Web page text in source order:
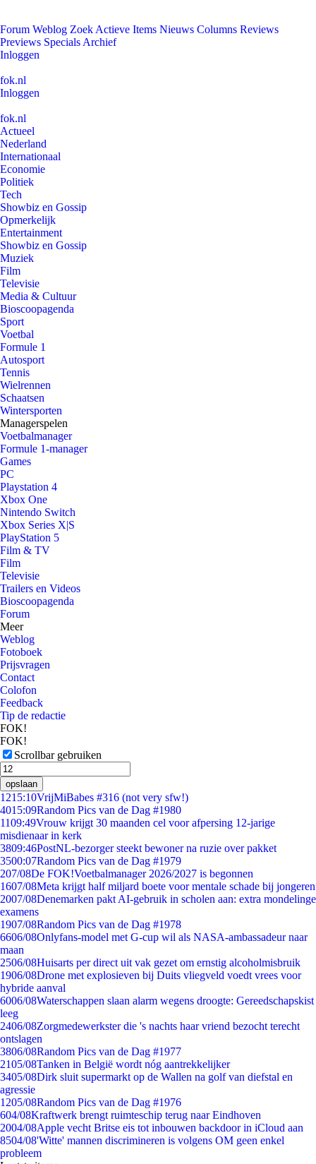
Forum Weblog Zoek Actieve Items Nieuws Columns Reviews
Previews Specials Archief
Inloggen
fok.nl
Inloggen
fok.nl
Actueel
Nederland
Internationaal
Economie
Politiek
Tech
Showbiz en Gossip
Opmerkelijk
Entertainment
Showbiz en Gossip
Muziek
Film
Televisie
Media & Cultuur
Bioscoopagenda
Sport
Voetbal
Formule 1
Autosport
Tennis
Wielrennen
Schaatsen
Wintersporten
Managerspelen
Voetbalmanager
Formule 1-manager
Games
PC
Playstation 4
Xbox One
Nintendo Switch
Xbox Series X|S
PlayStation 5
Film & TV
Film
Televisie
Trailers en Videos
Bioscoopagenda
Forum
Meer
Weblog
Fotoboek
Prijsvragen
Contact
Colofon
Feedback
Tip de redactie
FOK!
FOK!
Scrollbar gebruiken
opslaan
1215:10VrijMiBabes #316 (not very sfw!)
4015:09Random Pics van de Dag #1980
1109:49Vrouw krijgt 30 maanden cel voor afpersing 12-jarige
misdienaar in kerk
3809:46PostNL-bezorger steekt bewoner na ruzie over pakket
3500:07Random Pics van de Dag #1979
207/08De FOK!Voetbalmanager 2026/2027 is begonnen
1607/08Meta krijgt half miljard boete voor mentale schade bij jongeren
2007/08Denemarken pakt AI-gebruik in scholen aan: extra mondelinge
examens
1907/08Random Pics van de Dag #1978
6606/08Onlyfans-model met G-cup wil als NASA-ambassadeur naar
maan
2506/08Huisarts per direct uit vak gezet om ernstig alcoholmisbruik
1906/08Drone met explosieven bij Duits vliegveld voedt vrees voor
hybride aanval
6006/08Waterschappen slaan alarm wegens droogte: Gereedschapskist
leeg
2406/08Zorgmedewerkster die 's nachts haar vriend bezocht terecht
ontslagen
3806/08Random Pics van de Dag #1977
2105/08Tanken in België wordt nóg aantrekkelijker
3405/08Dirk sluit supermarkt op de Wallen na golf van diefstal en
agressie
1205/08Random Pics van de Dag #1976
604/08Kraftwerk brengt ruimteschip terug naar Eindhoven
2004/08Apple vecht Britse eis tot inbouwen backdoor in iCloud aan
8504/08'Witte' mannen discrimineren is volgens OM geen enkel
probleem